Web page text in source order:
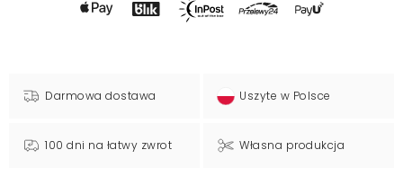
Darmowa dostawa Uszyte w Polsce
100 dni na łatwy zwrot Własna produkcja